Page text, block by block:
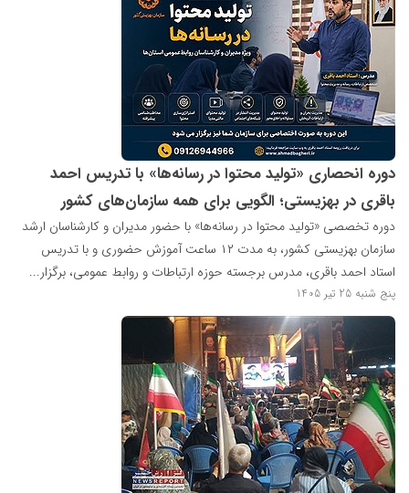
دوره انحصاری «تولید محتوا در رسانه‌ها» با تدریس احمد
باقری در بهزیستی؛ الگویی برای همه سازمان‌های کشور
دوره تخصصی «تولید محتوا در رسانه‌ها» با حضور مدیران و کارشناسان ارشد
سازمان بهزیستی کشور، به مدت ۱۲ ساعت آموزش حضوری و با تدریس
استاد احمد باقری، مدرس برجسته حوزه ارتباطات و روابط عمومی، برگزار...
پنج شنبه 25 تیر 1405